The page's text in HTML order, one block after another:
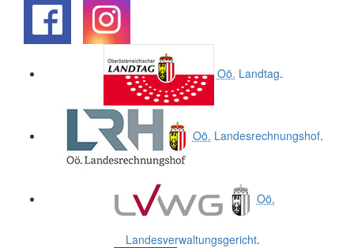
Oö. Landtag.
Oö. Landesrechnungshof.
Oö.
Landesverwaltungsgericht.